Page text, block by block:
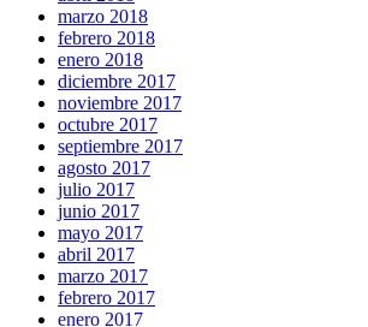
marzo 2018
febrero 2018
enero 2018
diciembre 2017
noviembre 2017
octubre 2017
septiembre 2017
agosto 2017
julio 2017
junio 2017
mayo 2017
abril 2017
marzo 2017
febrero 2017
enero 2017